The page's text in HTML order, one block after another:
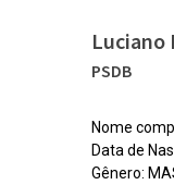
Luciano
PSDB
Nome
Data de
Gênero: